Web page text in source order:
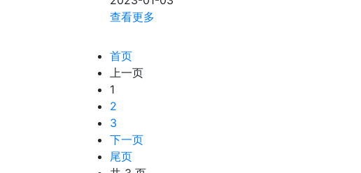
查看更多
首页
上一页
1
2
3
下一页
尾页